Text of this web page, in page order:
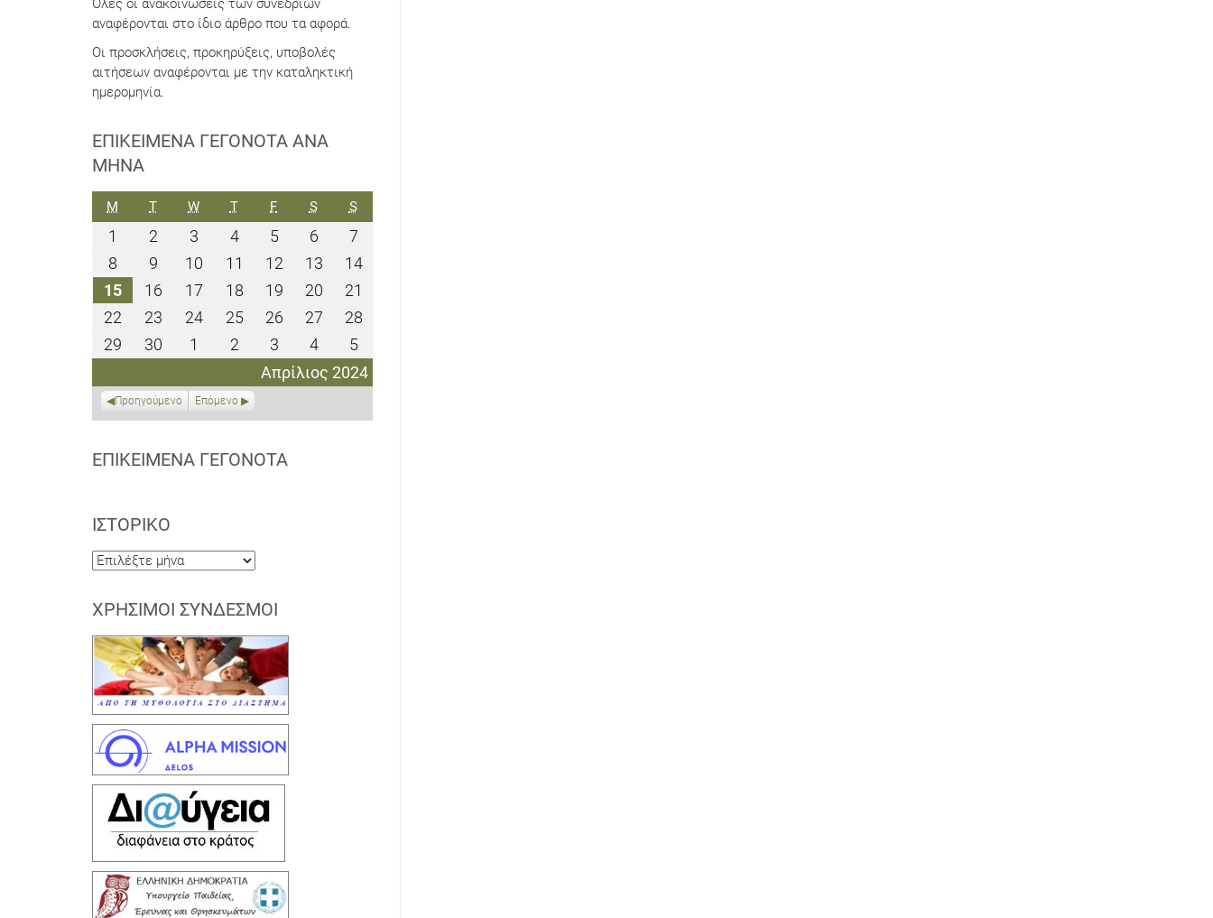
Όλες οι ανακοινώσεις των συνεδρίων
αναφέρονται στο ίδιο άρθρο που τα αφορά.
Οι προσκλήσεις, προκηρύξεις, υποβολές
αιτήσεων αναφέρονται με την καταληκτική
ημερομηνία.
ΕΠΙΚΕΊΜΕΝΑ ΓΕΓΟΝΌΤΑ ΑΝΆ
ΜΉΝΑ
Απρίλιος 2024
M ΔΕΥΤΈΡΑ
TΤΡΊΤΗWΤΕΤΆΡΤΗ
TΠΈΜΠΤΗ
FΠΑΡΑΣΚΕΥΉ
SΣΆΒΒΑΤΟ
SΚΥΡΙΑΚΉ
1
Απριλίου
2024
2
Απριλίου
2024
3
Απριλίου
2024
44
Απριλίου
2024
55
Απριλίου
2024
66
Απριλίου
2024
77
Απριλίου
2024
8
Απριλίου
2024
9
Απριλίου
2024
10
Απριλίου
2024
11
Απριλίου
2024
1212
Απριλίου
2024
1313
Απριλίου
2024
1414
1515
Απριλίου
2024
16
Απριλίου
2024
17
Απριλίου
2024
1818
Απριλίου
2024
1919
Απριλίου
2024
2020
Απριλίου
2024
21
Απριλίου
2024
22
Απριλίου
2024
23
Απριλίου
2024
2424
Απριλίου
2024
2525
Απριλίου
2024
2626
Απριλίου
2024
2727
Απριλίου
2024
2828
2024
29
Απριλίου
30
Απριλίου
1
Μαΐου
22
Μαΐου
2024
33
Μαΐου
2024
44
Μαΐου
2024
55
Μαΐου
2024
Προηγούμενο Επόμενο
ΕΠΙΚΕΊΜΕΝΑ ΓΕΓΟΝΌΤΑ
ΙΣΤΟΡΙΚΌ
Ιστορικό
ΧΡΉΣΙΜΟΙ ΣΎΝΔΕΣΜΟΙ